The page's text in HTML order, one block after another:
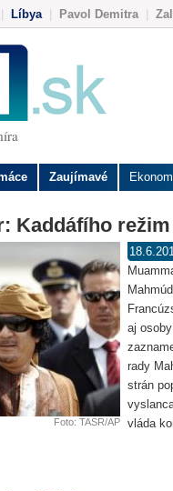
Líbya| Pavol Demitra|
Zaujímavé
Kaddáfího
Foto: TASR/AP
aj
rady
strán
vláda